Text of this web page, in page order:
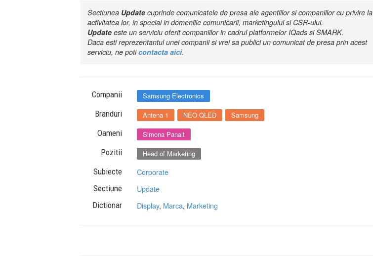
Sectiunea Update cuprinde comunicatele de presa ale agentiilor si companiilor cu privire la
activitatea lor, in special in domeniile comunicarii, marketingului si CSR-ului.
Update este un serviciu oferit companiilor in cadrul platformelor IQads si SMARK.
Daca esti reprezentantul unei companii si vrei sa publici un comunicat de presa prin acest
serviciu, ne poticontacta aici.
Companii Samsung Electronics
Branduri Antena 1 NEO QLED Samsung
Oameni Simona Panait
Pozitii Head of Marketing
Subiecte Corporate
Sectiune Update
Dictionar Display, Marca, Marketing